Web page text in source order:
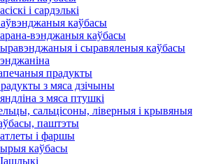
і сардэлькі
каўбасы
вэнджаныя каўбасы
і сыравяленыя каўбасы
прадукты
з мяса дзічыны
з мяса птушкі
сальцісоны, ліверныя і крывяныя
паштэты
і фаршы
каўбасы